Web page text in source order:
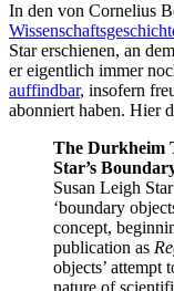
In den von Cornelius
Star erschienen, an
er eigentlich immer
auffindbar, insofern
abonniert haben. Hier
The Durkheim
Star’s
Susan Leigh
‘boundary
concept,
publication as
objects’ attempt